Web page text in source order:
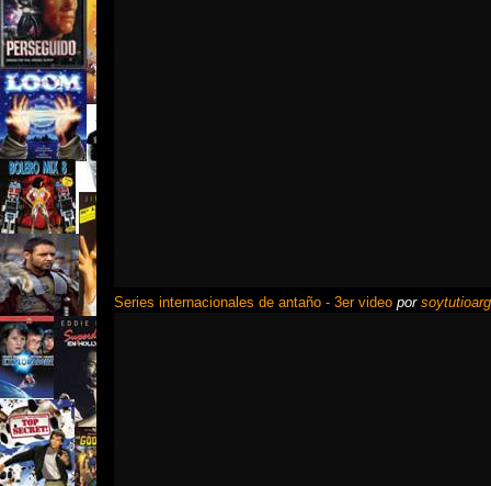
Series internacionales de antaño - 3er video por